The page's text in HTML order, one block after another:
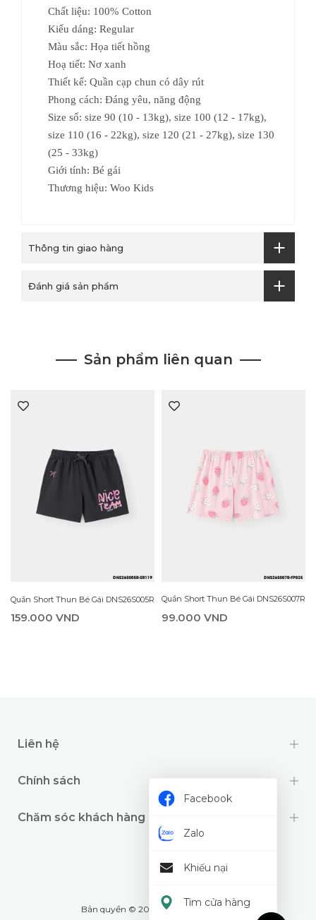
Chất liệu: 100% Cotton
Kiểu dáng: Regular
Màu sắc: Họa tiết hồng
Hoạ tiết: Nơ xanh
Thiết kế: Quần cạp chun có dây rút
Phong cách: Đáng yêu, năng động
Size số: size 90 (10 - 13kg), size 100 (12 - 17kg),
size 110 (16 - 22kg), size 120 (21 - 27kg), size 130
(25 - 33kg)
Giới tính: Bé gái
Thương hiệu: Woo Kids
Thông tin giao hàng
Đánh giá sản phẩm
Sản phẩm liên quan
Quần Short Thun Bé Gái DNS26S005R
159.000 VND
Quần Short Thun Bé Gái DNS26S007R
99.000 VND
Liên hệ
Chính sách
Chăm sóc khách hàng
Bản quyền © 2024 thuộc về Wookids
Facebook
Zalo
Khiếu nại
Tìm cửa hàng